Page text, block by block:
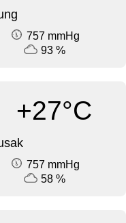
757 mmHg
93 %
+27°C
757 mmHg
58 %